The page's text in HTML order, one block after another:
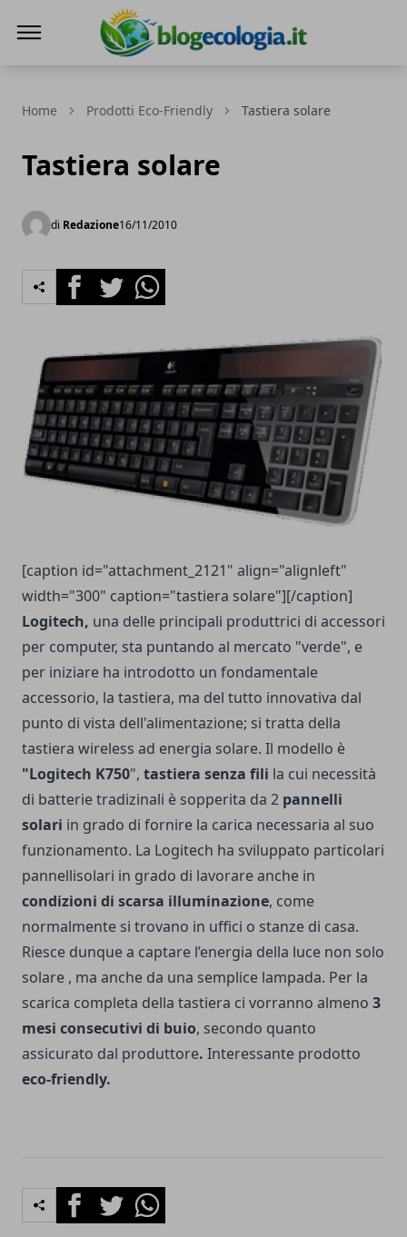
Home Prodotti Eco-Friendly Tastiera solare
Tastiera solare
di Redazione16/11/2010
FacebookTwitterWhatsapp
[caption id="attachment_2121" align="alignleft"
width="300" caption="tastiera solare"][/caption]
Logitech, una delle principali produttrici di accessori
per computer, sta puntando al mercato "verde", e
per iniziare ha introdotto un fondamentale
accessorio, la tastiera, ma del tutto innovativa dal
punto di vista dell'alimentazione; si tratta della
tastiera wireless ad energia solare. Il modello è
"Logitech K750", tastiera senza fili la cui necessità
di batterie tradizinali è sopperita da 2 pannelli
solari in grado di fornire la carica necessaria al suo
funzionamento. La Logitech ha sviluppato particolari
pannellisolari in grado di lavorare anche in
condizioni di scarsa illuminazione, come
normalmente si trovano in uffici o stanze di casa.
Riesce dunque a captare l’energia della luce non solo
solare , ma anche da una semplice lampada. Per la
scarica completa della tastiera ci vorranno almeno 3
mesi consecutivi di buio, secondo quanto
assicurato dal produttore. Interessante prodotto
eco-friendly.
FacebookTwitterWhatsapp